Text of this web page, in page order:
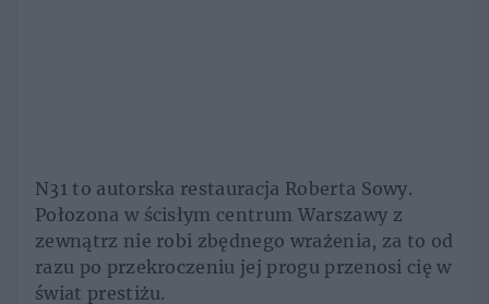
N31 to autorska restauracja Roberta Sowy.
Połozona w ścisłym centrum Warszawy z
zewnątrz nie robi zbędnego wrażenia, za to od
razu po przekroczeniu jej progu przenosi cię w
świat prestiżu.